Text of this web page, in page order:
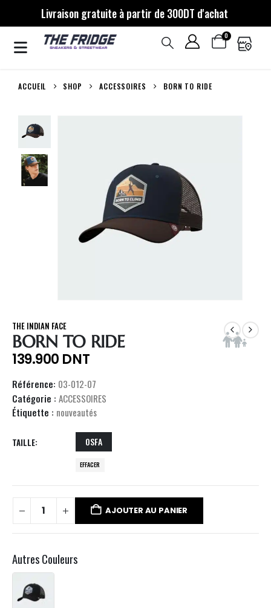
Livraison gratuite à partir de 300DT d'achat
0
ACCUEIL SHOP ACCESSOIRES BORN TO RIDE
THE INDIAN FACE
BORN TO RIDE
139.900 DNT
Référence: 03-012-07
Catégorie : ACCESSOIRES
Étiquette : nouveautés
TAILLE OSFA
EFFACER
AJOUTER AU PANIER
Autres Couleurs